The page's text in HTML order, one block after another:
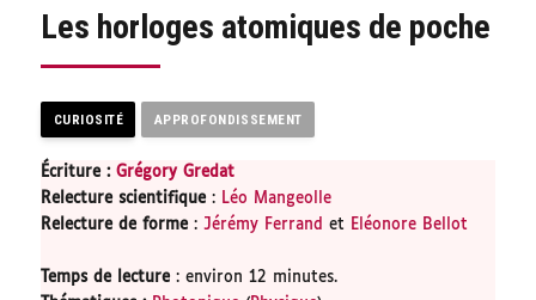
Les horloges atomiques de poche
CURIOSITÉ APPROFONDISSEMENT
Écriture :Grégory Gredat
Relecture scientifique: Léo Mangeolle
Relecture de forme:Jérémy Ferrand et Eléonore Bellot
Temps de lecture: environ 12 minutes.